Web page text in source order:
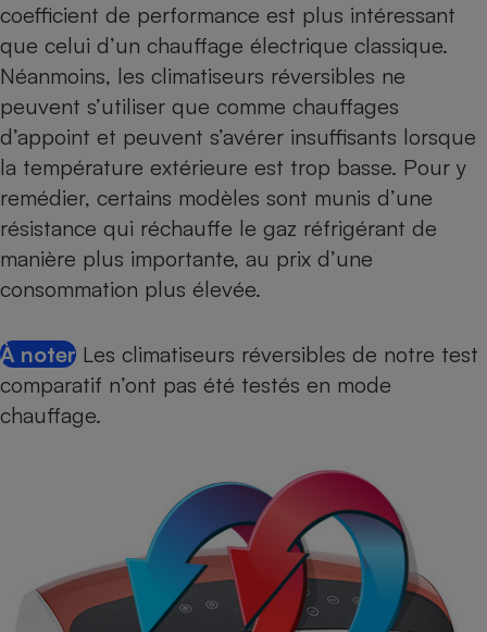
coefficient de performance est plus intéressant
que celui d’un chauffage électrique classique.
Néanmoins, les climatiseurs réversibles ne
peuvent s’utiliser que comme chauffages
d’appoint et peuvent s’avérer insuffisants lorsque
la température extérieure est trop basse. Pour y
remédier, certains modèles sont munis d’une
résistance qui réchauffe le gaz réfrigérant de
manière plus importante, au prix d’une
consommation plus élevée.
À noter Les climatiseurs réversibles de notre test
comparatif n’ont pas été testés en mode
chauffage.